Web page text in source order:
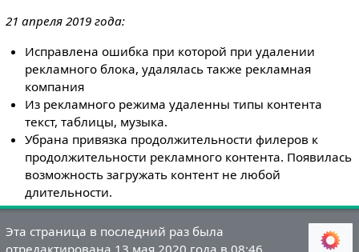
21 апреля 2019 года:
Исправлена ошибка при которой при удалении
рекламного блока, удалялась также рекламная
компания
Из рекламного режима удаленны типы контента
текст, таблицы, музыка.
Убрана привязка продолжительности филеров к
продолжительности рекламного контента. Появилась
возможность загружать контент не любой
длительности.
Эта страница в последний раз была
отредактирована 13 мая 2020 года в 08:46.